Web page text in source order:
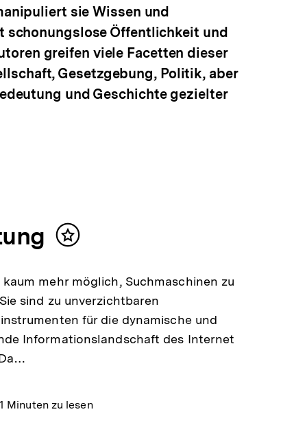
sie Wissen und
schonungslose Öffentlichkeit und
greifen viele Facetten dieser
Gesetzgebung, Politik, aber
und Geschichte gezielter
Inhalt
kaum mehr möglich, Suchmaschinen zu
sind zu unverzichtbaren
für die dynamische und
Informationslandschaft des Internet
Minuten zu lesen